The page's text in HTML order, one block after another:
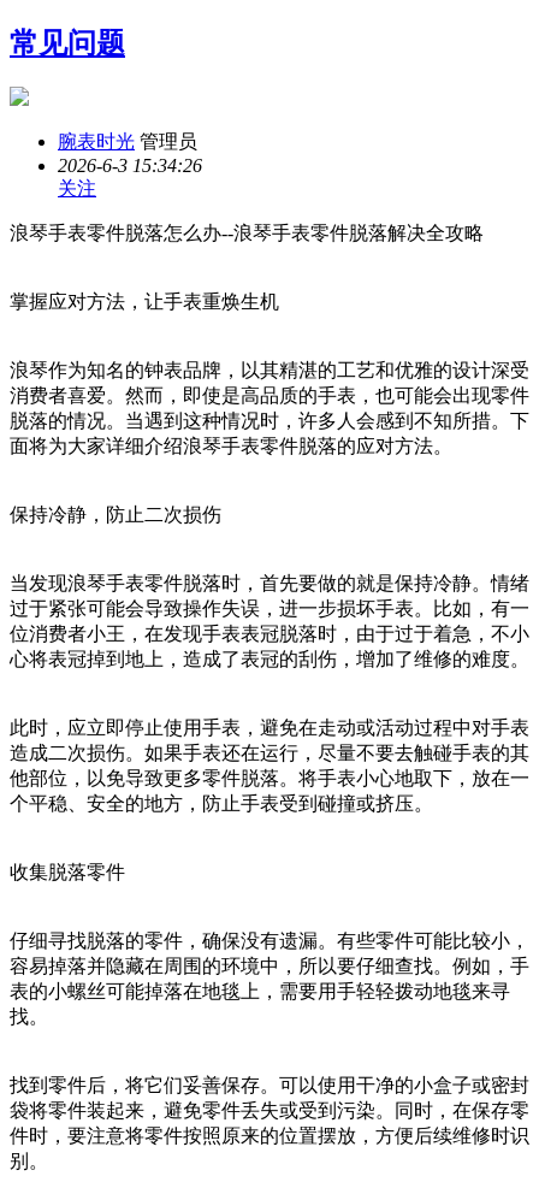
常见问题
腕表时光 管理员
2026-6-3 15:34:26
关注
浪琴手表零件脱落怎么办--浪琴手表零件脱落解决全攻略
掌握应对方法，让手表重焕生机
浪琴作为知名的钟表品牌，以其精湛的工艺和优雅的设计深受
消费者喜爱。然而，即使是高品质的手表，也可能会出现零件
脱落的情况。当遇到这种情况时，许多人会感到不知所措。下
面将为大家详细介绍浪琴手表零件脱落的应对方法。
保持冷静，防止二次损伤
当发现浪琴手表零件脱落时，首先要做的就是保持冷静。情绪
过于紧张可能会导致操作失误，进一步损坏手表。比如，有一
位消费者小王，在发现手表表冠脱落时，由于过于着急，不小
心将表冠掉到地上，造成了表冠的刮伤，增加了维修的难度。
此时，应立即停止使用手表，避免在走动或活动过程中对手表
造成二次损伤。如果手表还在运行，尽量不要去触碰手表的其
他部位，以免导致更多零件脱落。将手表小心地取下，放在一
个平稳、安全的地方，防止手表受到碰撞或挤压。
收集脱落零件
仔细寻找脱落的零件，确保没有遗漏。有些零件可能比较小，
容易掉落并隐藏在周围的环境中，所以要仔细查找。例如，手
表的小螺丝可能掉落在地毯上，需要用手轻轻拨动地毯来寻
找。
找到零件后，将它们妥善保存。可以使用干净的小盒子或密封
袋将零件装起来，避免零件丢失或受到污染。同时，在保存零
件时，要注意将零件按照原来的位置摆放，方便后续维修时识
别。